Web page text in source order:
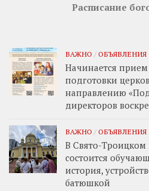
Расписание
ВАЖНО / ОБЪЯВЛЕНИЯ
Начинается
подготовки
направлению
директоров
ВАЖНО / ОБЪЯВЛЕНИЯ
В Свято-Троицком
состоится
история,
батюшкой